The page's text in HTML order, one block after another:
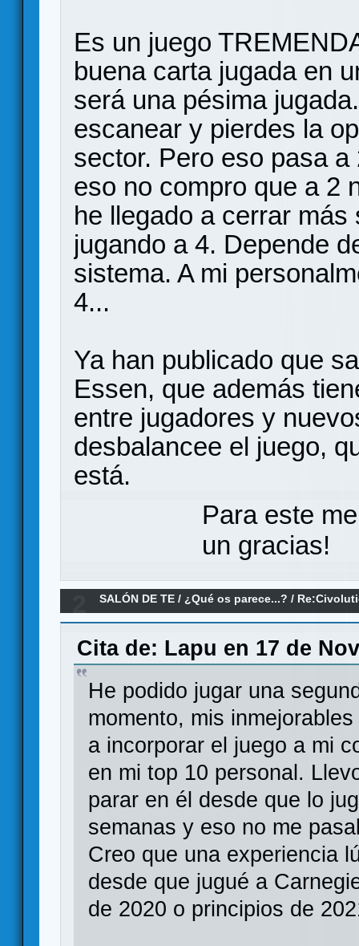
Es un juego
buena carta jugada en
será una pésima
escanear y pierdes la
sector. Pero eso pasa
eso no compro que a 2
he llegado a cerrar
jugando a 4. Depende
sistema. A mi
4...
Ya han publicado que
Essen, que además
entre jugadores y
desbalancee el juego,
está.
Para este
un gracias!
SALÓN DE TE /¿Qué os parece...? /
Cita de: Lapu en 17 de
He podido jugar una
momento, mis
a incorporar el juego a mi
en mi top 10 personal.
parar en él desde que lo
semanas y eso no me
Creo que una experiencia
desde que jugué a
de 2020 o principios de